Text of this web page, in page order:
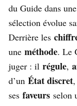
du Guide dans
sélection évolue
Derrière les
une méthode. Le
juger : il régule,
d’un État discret
ses faveurs selon